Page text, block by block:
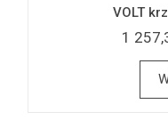
VOLT
1